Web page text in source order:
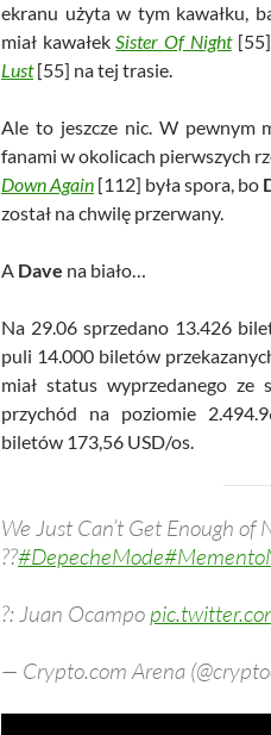
ekranu użyta w tym kawałku,
miał kawałekSister Of Night
Lust[55] na tej trasie.
Ale to jeszcze nic. W pewnym
fanami w okolicach pierwszych
Down Again [112] była spora, bo
został na chwilę przerwany.
A Dave na biało…
Na 29.06 sprzedano 13.426
puli 14.000 biletów
miał status wyprzedanego ze
przychód na poziomie
biletów 173,56 USD/os.
We Just Can’t Get Enough of
??#DepecheMode
?: Juan Ocampo
— Crypto.com Arena